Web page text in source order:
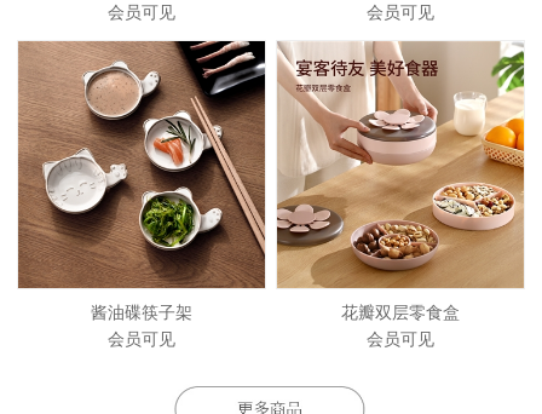
会员可见
会员可见
酱油碟筷子架
会员可见
花瓣双层零食盒
会员可见